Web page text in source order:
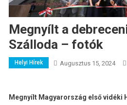
Megnyílt a
Szálloda – fotók
Helyi Hírek Augusztus 15, 2024
Megnyílt Magyarország első vidéki